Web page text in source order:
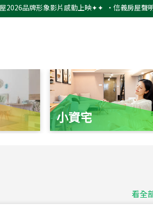
牌形象影片感動上映✦✦ ‧信義房屋聲明稿－防
小資宅
看全
台北市中山區長